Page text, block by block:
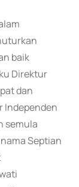
baik
Direktur
dan
Independen
semula
Septian